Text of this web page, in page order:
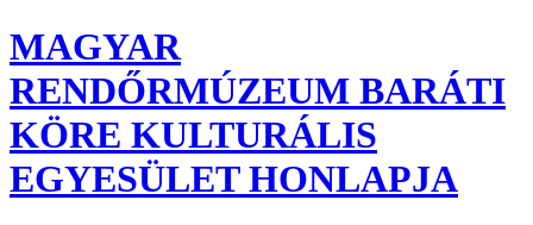
MAGYAR
RENDŐRMÚZEUM BARÁTI
KÖRE KULTURÁLIS
EGYESÜLET HONLAPJA